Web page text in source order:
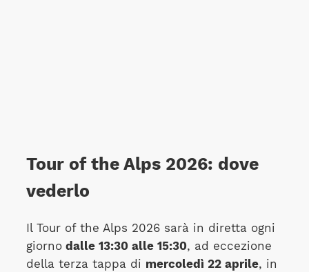
Tour of the Alps 2026: dove
vederlo
Il Tour of the Alps 2026 sarà in diretta ogni
giornodalle 13:30 alle 15:30, ad eccezione
della terza tappa di mercoledì 22 aprile, in